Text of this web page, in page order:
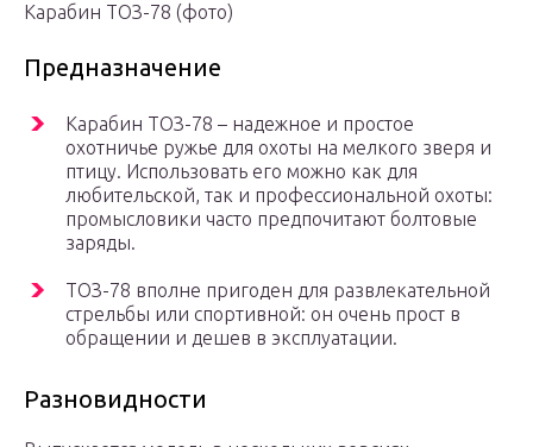
Карабин ТОЗ-78 (фото)
Предназначение
Карабин ТОЗ-78 – надежное и простое
охотничье ружье для охоты на мелкого зверя и
птицу. Использовать его можно как для
любительской, так и профессиональной охоты:
промысловики часто предпочитают болтовые
заряды.
ТОЗ-78 вполне пригоден для развлекательной
стрельбы или спортивной: он очень прост в
обращении и дешев в эксплуатации.
Разновидности